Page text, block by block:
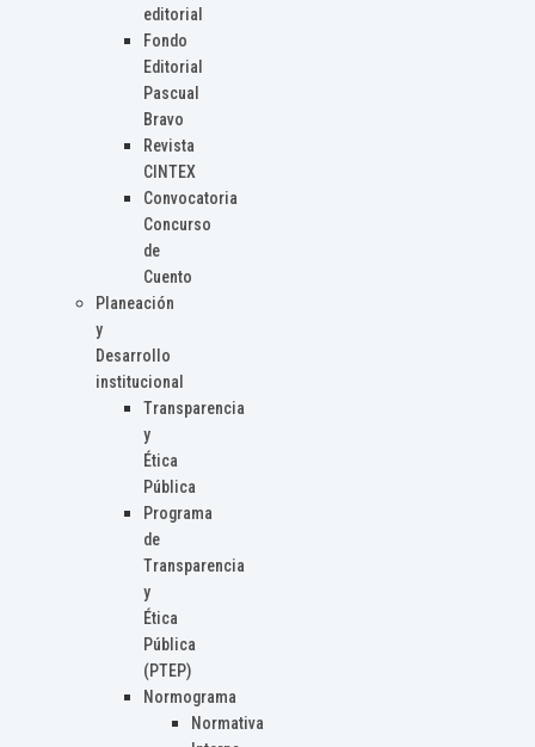
editorial
Fondo
Editorial
Pascual
Bravo
Revista
CINTEX
Convocatoria
Concurso
de
Cuento
Planeación
y
Desarrollo
institucional
Transparencia
y
Ética
Pública
Programa
de
Transparencia
y
Ética
Pública
(PTEP)
Normograma
Normativa